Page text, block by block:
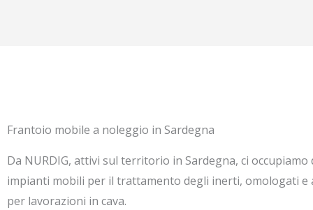
Frantoio mobile a noleggio in Sardegna
Da NURDIG, attivi sul territorio in Sardegna, ci occupiamo
impianti mobili per il trattamento degli inerti, omologati
per lavorazioni in cava.